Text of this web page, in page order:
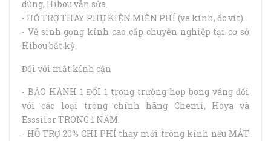
dùng, Hibou vẫn sửa.
- HỖ TRỢ THAY PHỤ KIỆN MIỄN PHÍ (ve kính, ốc vít).
- Vệ sinh gọng kính cao cấp chuyên nghiệp tại cơ sở
Hibou bất kỳ.
Đối với mắt kính cận
- BẢO HÀNH 1 ĐỔI 1 trong trường hợp bong váng đối
với các loại tròng chính hãng Chemi, Hoya và
Esssilor TRONG 1 NĂM.
- HỖ TRỢ 20% CHI PHÍ thay mới tròng kính nếu MẮT